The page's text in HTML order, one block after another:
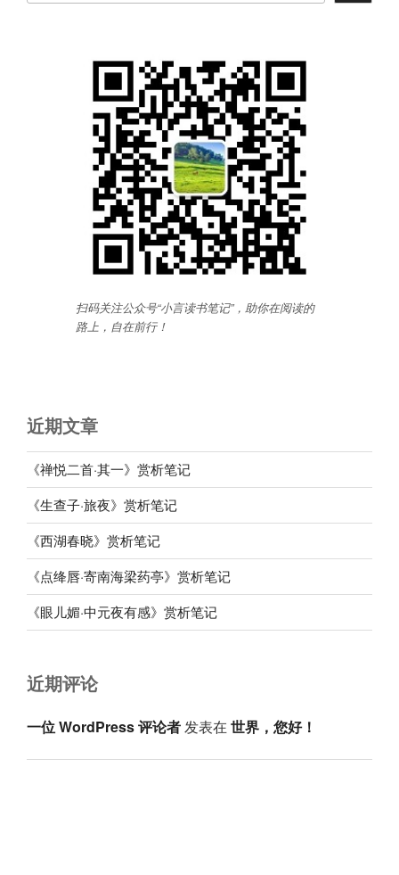
扫码关注公众号“小言读书笔记”，助你在阅读的
路上，自在前行！
近期文章
《禅悦二首·其一》赏析笔记
《生查子·旅夜》赏析笔记
《西湖春晓》赏析笔记
《点绛唇·寄南海梁药亭》赏析笔记
《眼儿媚·中元夜有感》赏析笔记
近期评论
一位 WordPress 评论者发表在 世界，您好！